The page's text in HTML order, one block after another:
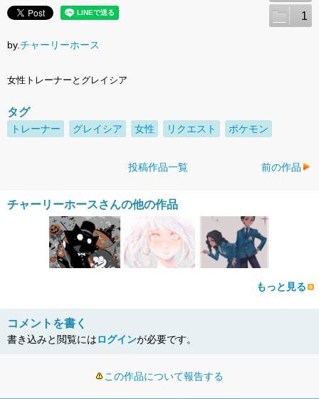
1
by.チャーリーホース
女性トレーナーとグレイシア
タグ
トレーナー グレイシア 女性 リクエスト ポケモン
投稿作品一覧 前の作品
チャーリーホースさんの他の作品
もっと見る
コメントを書く
書き込みと閲覧にはログインが必要です。
この作品について報告する